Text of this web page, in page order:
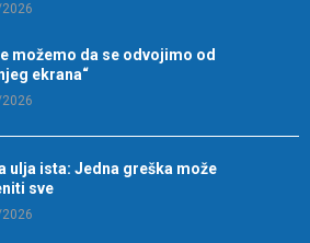
možemo da se odvojimo od
ekrana“
ulja ista: Jedna greška može
sve